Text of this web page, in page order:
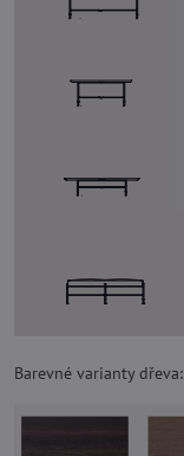
Barevné varianty dřeva: